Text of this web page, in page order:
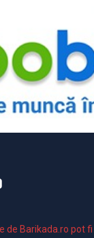
de Barikada.ro pot